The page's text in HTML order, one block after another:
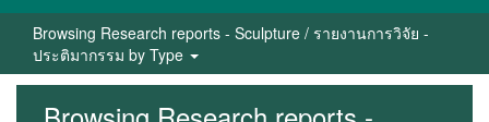
Browsing Research reports - Sculpture / รายงานการวิจัย -
ประติมากรรม by Type